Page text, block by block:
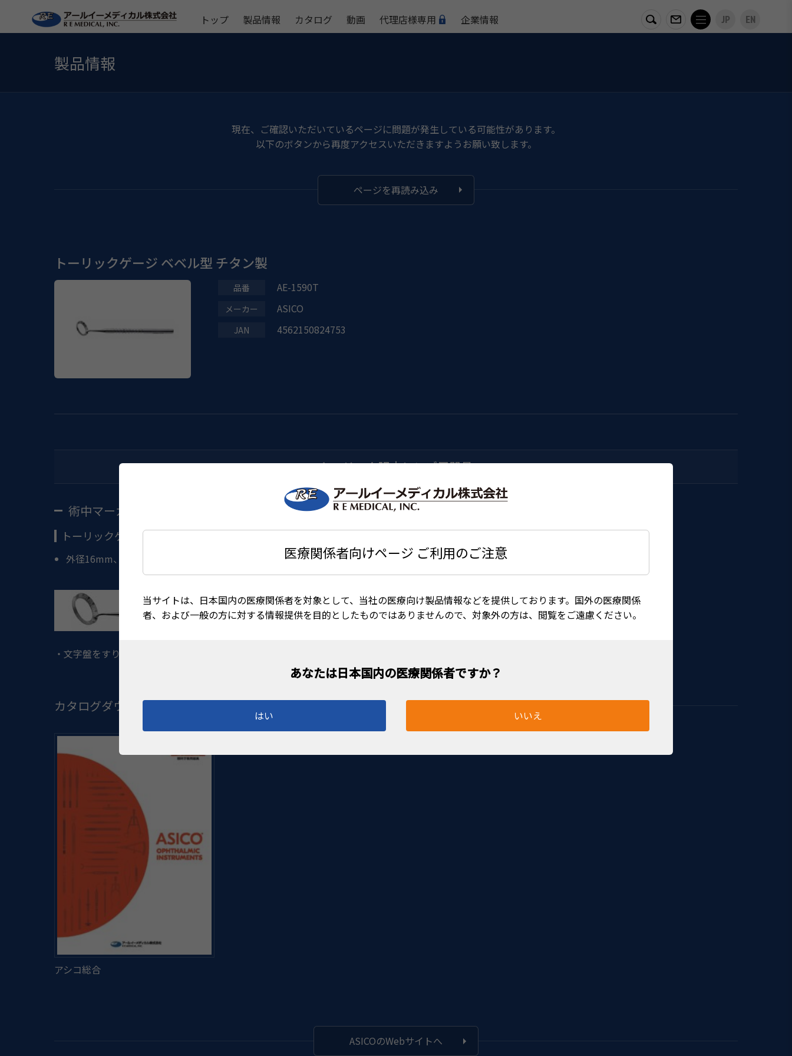
医療関係者向けページ ご利用のご注意
当サイトは、日本国内の医療関係者を対象として、当社の医療向け製品情報などを提供しております。国外の医療関係
者、および一般の方に対する情報提供を目的としたものではありませんので、対象外の方は、閲覧をご遠慮ください。
はい いいえ
トップ 製品情報 カタログ 動画 代理店様専用 企業情報 JP EN
製品情報
現在、ご確認いただいているページに問題が発生している可能性があります。
以下のボタンから再度アクセスいただきますようお願い致します。
ページを再読み込み
トーリックゲージ ベベル型 チタン製
AE-1590T
ASICO
4562150824753
トーリック眼内レンズ用器具
術中マーカー
トーリックゲージ ベベル型 チタン製
外径16mm、内径12mm
・文字盤をすり鉢状にしたことで、顕微鏡からの反射が少なくなり、視認性が向上しました。 ・AE-2740H又はAE-2740Nと一緒に使用します。
カタログダウンロード
ASICOのWebサイトへ